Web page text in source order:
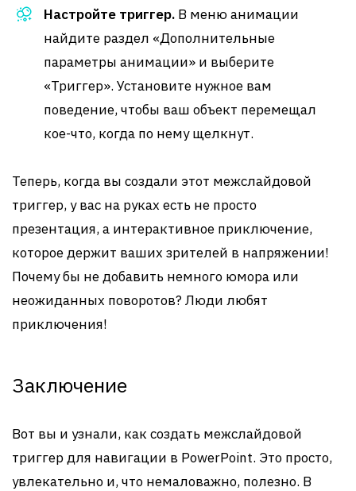
Настройте триггер. В меню анимации
найдите раздел «Дополнительные
параметры анимации» и выберите
«Триггер». Установите нужное вам
поведение, чтобы ваш объект перемещал
кое-что, когда по нему щелкнут.
Теперь, когда вы создали этот межслайдовой
триггер, у вас на руках есть не просто
презентация, а интерактивное приключение,
которое держит ваших зрителей в напряжении!
Почему бы не добавить немного юмора или
неожиданных поворотов? Люди любят
приключения!
Заключение
Вот вы и узнали, как создать межслайдовой
триггер для навигации в PowerPoint. Это просто,
увлекательно и, что немаловажно, полезно. В